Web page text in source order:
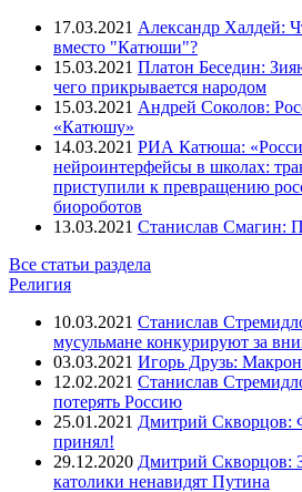
17.03.2021 Александр Халдей:
вместо "Катюши"?
15.03.2021 Платон Беседин:
чего прикрывается народом
15.03.2021 Андрей Соколов:
«Катюшу»
14.03.2021 РИА Катюша:
нейроинтерфейсы в школах:
приступили к превращению
биороботов
13.03.2021 Станислав Смагин:
Все статьи раздела
Религия
10.03.2021 Станислав
мусульмане конкурируют за
03.03.2021 Игорь Друзь:
12.02.2021 Станислав
потерять Россию
25.01.2021 Дмитрий Скворцов:
принял!
29.12.2020 Дмитрий Скворцов:
католики ненавидят Путина